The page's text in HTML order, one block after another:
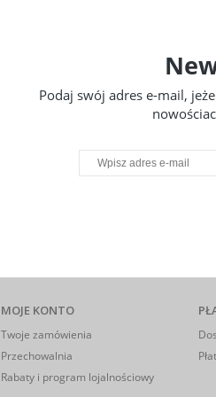
Podaj swój adres e-mail,
MOJE KONTO
Twoje zamówienia
Przechowalnia
Rabaty i program lojalnościowy